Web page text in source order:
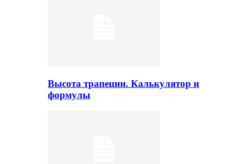
Высота трапеции. Калькулятор и
формулы